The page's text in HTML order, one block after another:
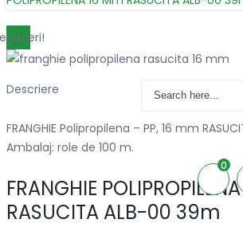
0
Descriere
FRANGHIE Polipropilena – PP, 16 mm
Ambalaj: role de 100 m.
FRANGHIE
RASUCITA ALB-00 39m